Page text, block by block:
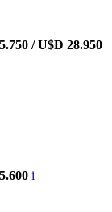
/ U$D 28.950
i